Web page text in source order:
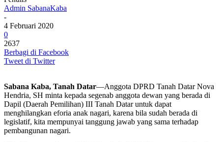
Admin SabanaKaba
-
4 Februari 2020
0
2637
Berbagi di Facebook
Tweet di Twitter
Sabana Kaba, Tanah Datar—Anggota DPRD Tanah Datar Nova
Hendria, SH minta kepada segenab anggota dewan yang berada di
Dapil (Daerah Pemilihan) III Tanah Datar untuk dapat
menghilangkan eforia anak nagari, karena bila sudah berada di
legislatif, kita mempunyai tanggung jawab yang sama terhadap
pembangunan nagari.